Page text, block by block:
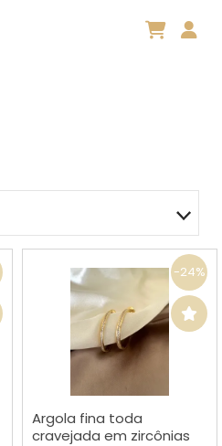
-24%
Argola fina toda
cravejada em zircônias